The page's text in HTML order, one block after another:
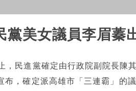
美女議員李眉蓁
，民進黨確定由行政院副院長陳
布，確定派高雄市「三連霸」的